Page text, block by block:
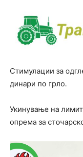
Стимулации за
динари по грло.
Укинување на
опрема за